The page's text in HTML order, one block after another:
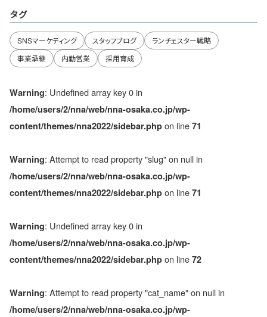
タグ
SNSマーケティング スタッフブログ
ランチェスター戦略
事業承継
内勤営業 採用育成
Warning: Undefined array key 0 in
/home/users/2/nna/web/nna-osaka.co.jp/wp-
content/themes/nna2022/sidebar.php on line 71
Warning: Attempt to read property "slug" on null in
/home/users/2/nna/web/nna-osaka.co.jp/wp-
content/themes/nna2022/sidebar.php on line 71
Warning: Undefined array key 0 in
/home/users/2/nna/web/nna-osaka.co.jp/wp-
content/themes/nna2022/sidebar.php on line 72
Warning: Attempt to read property "cat_name" on null in
/home/users/2/nna/web/nna-osaka.co.jp/wp-